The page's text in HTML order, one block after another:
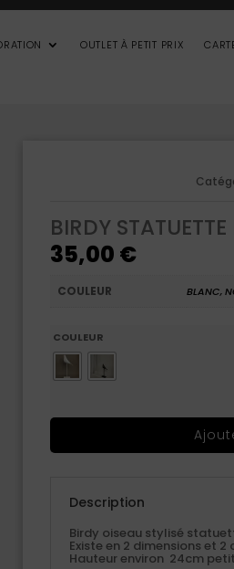
OUTLET À PETIT PRIX
BIRDY
35,00 €
COULEUR BLANC,
COULEUR
Description
Birdy oiseau stylisé
Existe en 2 dimensions et
Hauteur environ 24cm